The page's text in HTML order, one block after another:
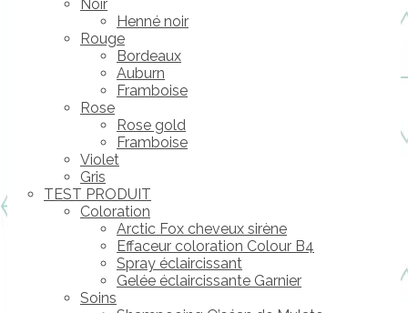
Noir
Henné noir
Rouge
Bordeaux
Auburn
Framboise
Rose
Rose gold
Framboise
Violet
Gris
TEST PRODUIT
Coloration
Arctic Fox cheveux sirène
Effaceur coloration Colour B4
Spray éclaircissant
Gelée éclaircissante Garnier
Soins